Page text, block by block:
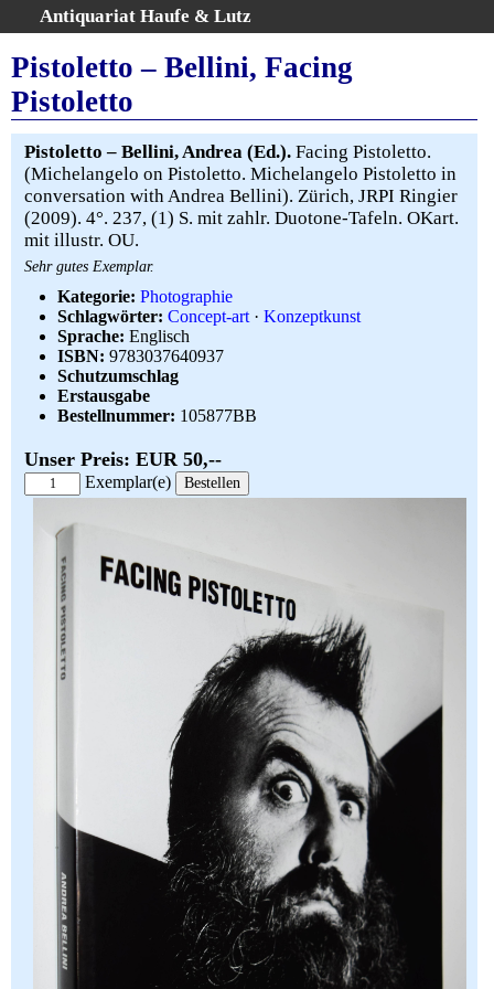
Antiquariat Haufe & Lutz
Home
Gesamtbestand
Erweiterte Suche
Kategorien
Schlagwörter
Warenkorb
AGB
Widerruf
Über uns
Aktuelle Kataloge
Kontakt
Ankauf
Impressum
Pistoletto – Bellini, Facing
Pistoletto
Pistoletto – Bellini, Andrea (Ed.). Facing Pistoletto.
(Michelangelo on Pistoletto. Michelangelo Pistoletto in
conversation with Andrea Bellini). Zürich, JRPI Ringier
(2009). 4°. 237, (1) S. mit zahlr. Duotone-Tafeln. OKart.
mit illustr. OU.
Sehr gutes Exemplar.
Kategorie: Photographie
Schlagwörter: Concept-art · Konzeptkunst
Sprache: Englisch
ISBN: 9783037640937
Schutzumschlag
Erstausgabe
Bestellnummer: 105877BB
Unser Preis: EUR 50,--
Exemplar(e)